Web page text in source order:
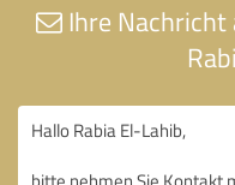
Ihre Nachricht